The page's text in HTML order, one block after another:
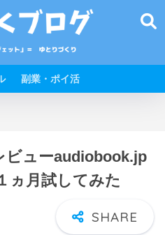
副業・ポイ活
ビューaudiobook.jp
ヵ月試してみた